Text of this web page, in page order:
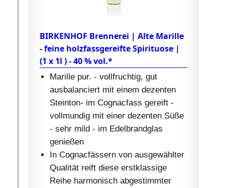
BIRKENHOF Brennerei | Alte Marille
- feine holzfassgereifte Spirituose |
(1 x 1l ) - 40 % vol.*
Marille pur. - vollfruchtig, gut
ausbalanciert mit einem dezenten
Steinton- im Cognacfass gereift -
vollmundig mit einer dezenten Süße
- sehr mild - im Edelbrandglas
genießen
In Cognacfässern von ausgewählter
Qualität reift diese erstklassige
Reihe harmonisch abgestimmter